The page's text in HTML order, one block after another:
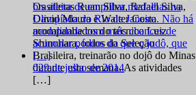
Os atletas Ruan Silva, Rafael Silva,
David Moura e Walter Costa
acompanhados do técnico Luiz
Shinohara, todos da Seleção
Brasileira, treinarão no dojô do Minas
durante esta semana. As atividades
[…]
029 de julho de 2014